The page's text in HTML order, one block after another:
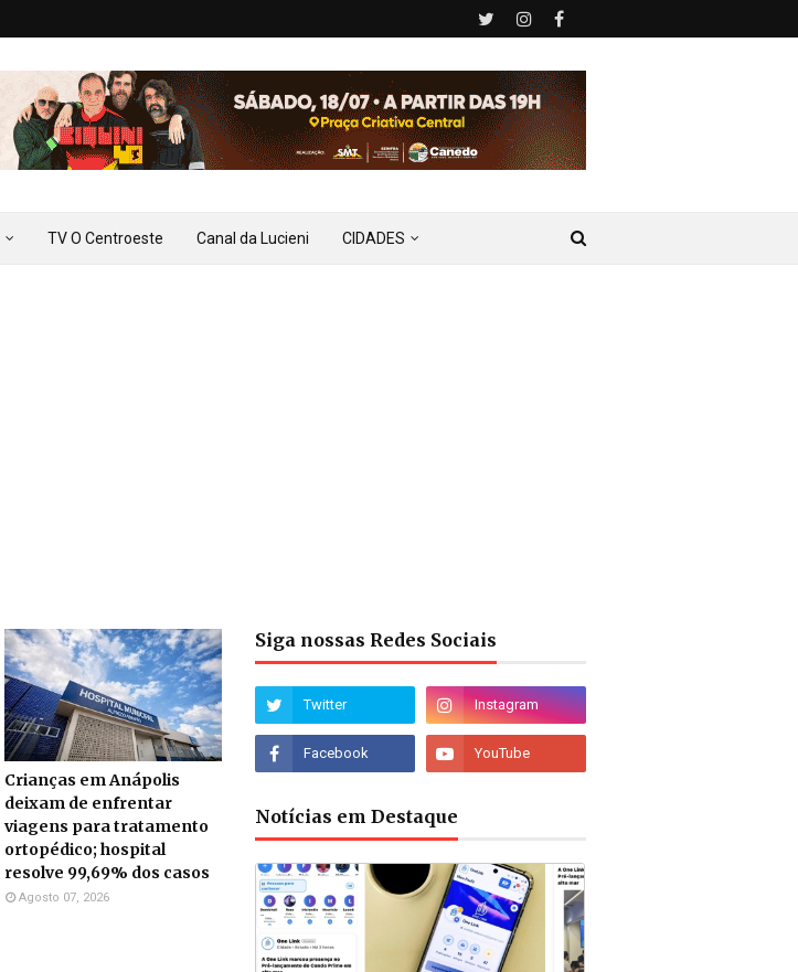
TV O Centroeste Canal da Lucieni CIDADES
Crianças em Anápolis
deixam de enfrentar
viagens para tratamento
ortopédico; hospital
resolve 99,69% dos casos
Agosto 07, 2026
Siga nossas Redes Sociais
Notícias em Destaque